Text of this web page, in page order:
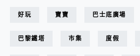
好玩 寶寶 巴士底廣場
巴黎鐵塔 市集 度假